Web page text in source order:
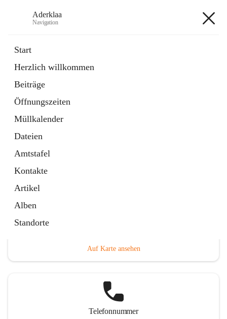
Aderklaa
Navigation
Start
Herzlich willkommen
Beiträge
Öffnungszeiten
Müllkalender
Dateien
Amtstafel
Kontakte
Artikel
Alben
Standorte
6 Schnellzugriffe
Gemeinde
3 Schnellzugriffe
Auf Karte ansehen
Telefonnummer